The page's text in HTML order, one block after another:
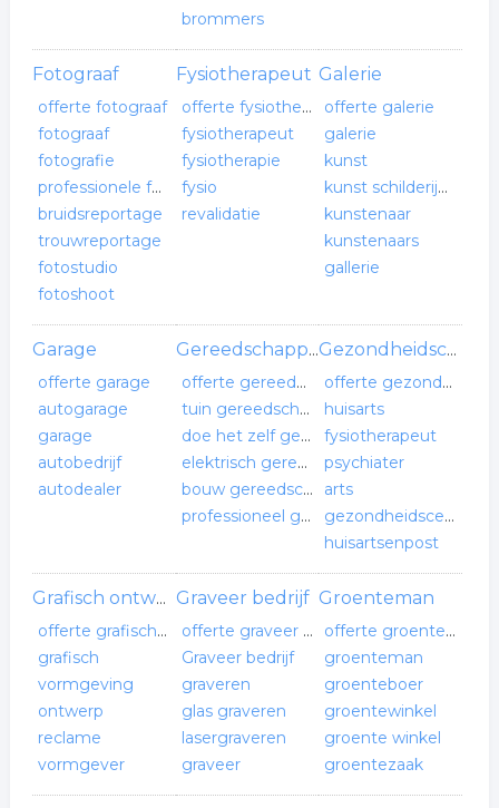
brommers
Fotograaf
offerte fotograaf
fotograaf
fotografie
professionele fotografie
bruidsreportage
trouwreportage
fotostudio
fotoshoot
Fysiotherapeut
offerte fysiotherapeut
fysiotherapeut
fysiotherapie
fysio
revalidatie
Galerie
offerte galerie
galerie
kunst
kunst schilderijen
kunstenaar
kunstenaars
gallerie
Garage
offerte garage
autogarage
garage
autobedrijf
autodealer
Gereedschappenhandel
offerte gereedschappenhandel
tuin gereedschap
doe het zelf gereedschap
elektrisch gereedschap
bouw gereedschap
professioneel gereedschap
Gezondheidscentrum
offerte gezondheidscentrum
huisarts
fysiotherapeut
psychiater
arts
gezondheidscentrum
huisartsenpost
Grafisch ontwerper
offerte grafisch ontwerper
grafisch
vormgeving
ontwerp
reclame
vormgever
Graveer bedrijf
offerte graveer bedrijf
Graveer bedrijf
graveren
glas graveren
lasergraveren
graveer
Groenteman
offerte groenteman
groenteman
groenteboer
groentewinkel
groente winkel
groentezaak